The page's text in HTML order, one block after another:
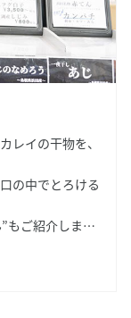
レイの干物を、
の中でとろける
もご紹介しま